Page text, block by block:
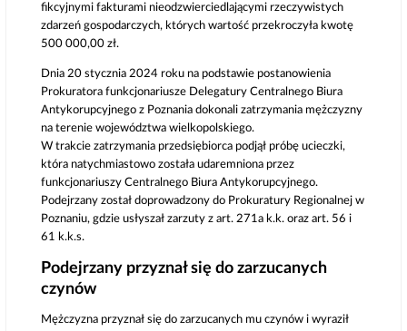
fikcyjnymi fakturami nieodzwierciedlającymi rzeczywistych
zdarzeń gospodarczych, których wartość przekroczyła kwotę
500 000,00 zł.
Dnia 20 stycznia 2024 roku na podstawie postanowienia
Prokuratora funkcjonariusze Delegatury Centralnego Biura
Antykorupcyjnego z Poznania dokonali zatrzymania mężczyzny
na terenie województwa wielkopolskiego.
W trakcie zatrzymania przedsiębiorca podjął próbę ucieczki,
która natychmiastowo została udaremniona przez
funkcjonariuszy Centralnego Biura Antykorupcyjnego.
Podejrzany został doprowadzony do Prokuratury Regionalnej w
Poznaniu, gdzie usłyszał zarzuty z art. 271a k.k. oraz art. 56 i
61 k.k.s.
Podejrzany przyznał się do zarzucanych
czynów
Mężczyzna przyznał się do zarzucanych mu czynów i wyraził